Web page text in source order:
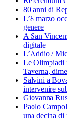
80 anni di
L’8 marzo
genere
A San
digitale
L’Addio /
Le Olimpiadi
Taverna,
Salvini a
intervenire
Giovanna
Paolo
una decina di